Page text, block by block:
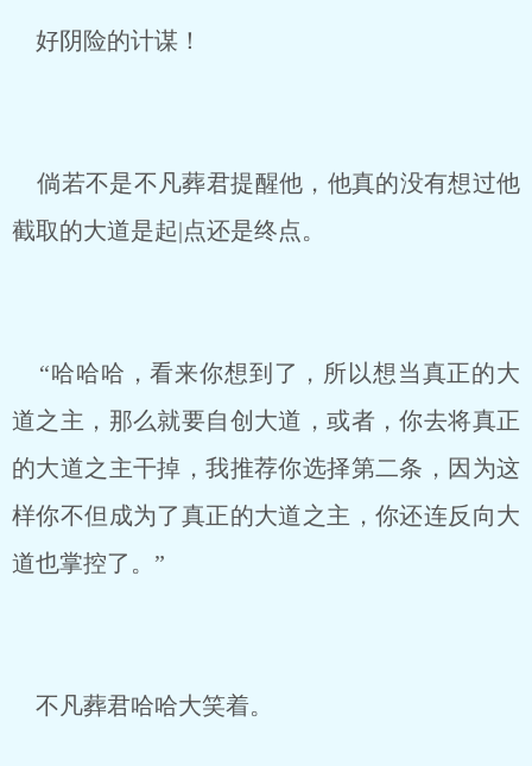
好阴险的计谋！
倘若不是不凡葬君提醒他，他真的没有想过他
截取的大道是起|点还是终点。
“哈哈哈，看来你想到了，所以想当真正的大
道之主，那么就要自创大道，或者，你去将真正
的大道之主干掉，我推荐你选择第二条，因为这
样你不但成为了真正的大道之主，你还连反向大
道也掌控了。”
不凡葬君哈哈大笑着。